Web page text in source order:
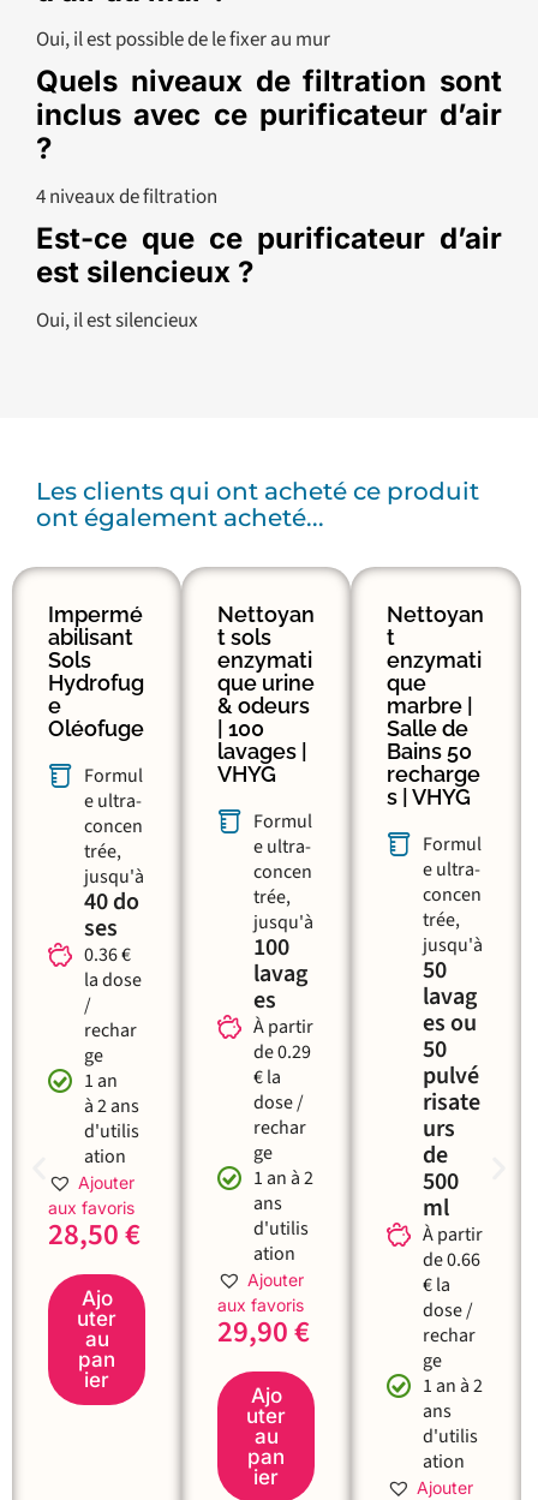
Oui, il est possible de le fixer au mur
Quels niveaux de filtration sont
inclus avec ce purificateur d’air
?
4 niveaux de filtration
Est-ce que ce purificateur d’air
est silencieux ?
Oui, il est silencieux
Les clients qui ont acheté ce produit
ont également acheté...
Impermé
abilisant
Sols
Hydrofug
e
Oléofuge
Formul
e ultra-
concen
trée,
jusqu'à
40 do
ses
0.36 €
la dose
/
rechar
ge
1 an
à 2 ans
d'utilis
ation
Ajouter
aux favoris
28,50€
Ajo
uter
au
pan
ier
Nettoyan
t sols
enzymati
que urine
& odeurs
| 100
lavages |
VHYG
Formul
e ultra-
concen
trée,
jusqu'à
100
lavag
es
À partir
de 0.29
€ la
dose /
rechar
ge
1 an à 2
ans
d'utilis
ation
Ajouter
aux favoris
29,90€
Ajo
uter
au
pan
ier
Nettoyan
t
enzymati
que
marbre |
Salle de
Bains 50
recharge
s | VHYG
Formul
e ultra-
concen
trée,
jusqu'à
50
lavag
es ou
50
pulvé
risate
urs
de
500
ml
À partir
de 0.66
€ la
dose /
rechar
ge
1 an à 2
ans
d'utilis
ation
Ajouter